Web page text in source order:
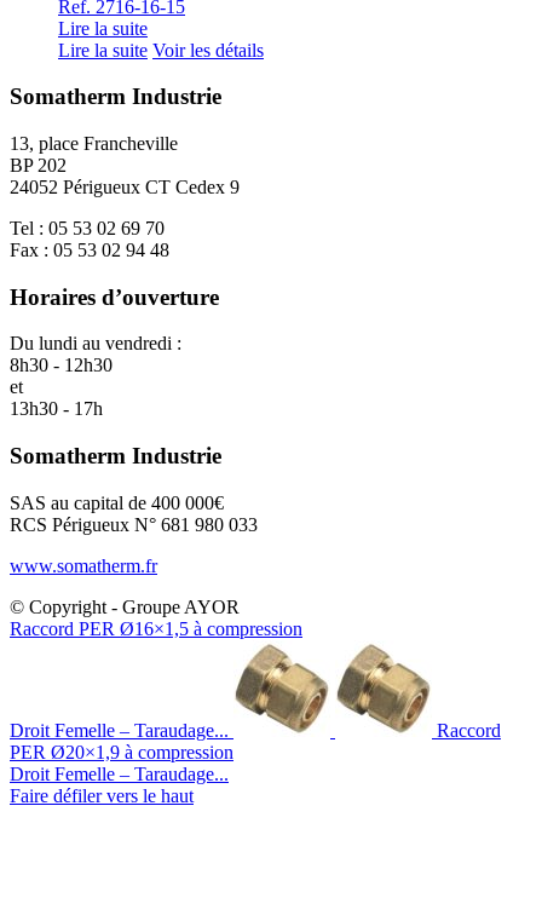
Ref. 2716-16-15
Lire la suite
Lire la suite Voir les détails
Somatherm Industrie
13, place Francheville
BP 202
24052 Périgueux CT Cedex 9
Tel : 05 53 02 69 70
Fax : 05 53 02 94 48
Horaires d’ouverture
Du lundi au vendredi :
8h30 - 12h30
et
13h30 - 17h
Somatherm Industrie
SAS au capital de 400 000€
RCS Périgueux N° 681 980 033
www.somatherm.fr
© Copyright - Groupe AYOR
Raccord PER Ø16×1,5 à compression
Droit Femelle – Taraudage...
Raccord
PER Ø20×1,9 à compression
Droit Femelle – Taraudage...
Faire défiler vers le haut